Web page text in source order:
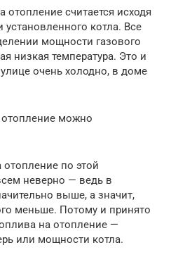
отопление считается исходя
котла. Все
мощности газового
низкая температура. Это и
очень холодно, в доме
отопление можно
отопление по этой
неверно — ведь в
выше, а значит,
меньше. Потому и принято
на отопление —
или мощности котла.